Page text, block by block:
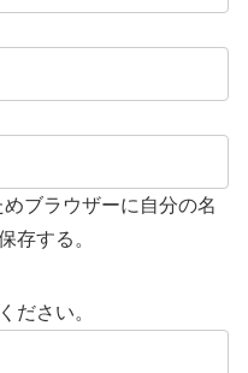
ブラウザーに自分の名
存する。
ださい。